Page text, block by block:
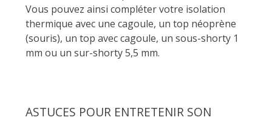
Vous pouvez ainsi compléter votre isolation
thermique avec une cagoule, un top néoprène
(souris), un top avec cagoule, un sous-shorty 1
mm ou un sur-shorty 5,5 mm.
ASTUCES POUR ENTRETENIR SON